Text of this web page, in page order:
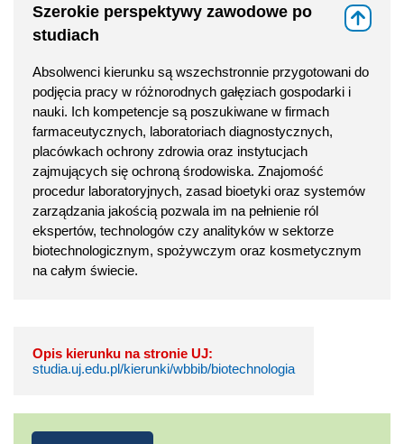
Szerokie perspektywy zawodowe po
studiach
Absolwenci kierunku są wszechstronnie przygotowani do
podjęcia pracy w różnorodnych gałęziach gospodarki i
nauki. Ich kompetencje są poszukiwane w firmach
farmaceutycznych, laboratoriach diagnostycznych,
placówkach ochrony zdrowia oraz instytucjach
zajmujących się ochroną środowiska. Znajomość
procedur laboratoryjnych, zasad bioetyki oraz systemów
zarządzania jakością pozwala im na pełnienie ról
ekspertów, technologów czy analityków w sektorze
biotechnologicznym, spożywczym oraz kosmetycznym
na całym świecie.
Opis kierunku na stronie UJ:
studia.uj.edu.pl/kierunki/wbbib/biotechnologia